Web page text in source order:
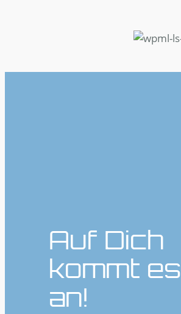
Auf Dich
kommt es
an!